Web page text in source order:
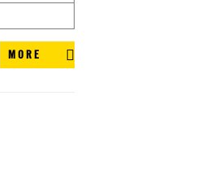
MORE